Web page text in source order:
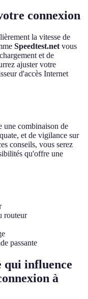
connexion
la vitesse de
Speedtest.net vous
et de
ajuster votre
d'accès Internet
une combinaison de
et de vigilance sur
conseils, vous serez
qu'offre une
routeur
passante
qui influence
à